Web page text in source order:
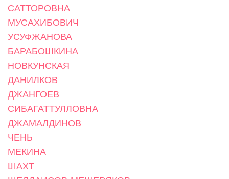
САТТОРОВНА
МУСАХИБОВИЧ
УСУФЖАНОВА
БАРАБОШКИНА
НОВКУНСКАЯ
ДАНИЛКОВ
ДЖАНГОЕВ
СИБАГАТТУЛЛОВНА
ДЖАМАЛДИНОВ
ЧЕНЬ
МЕКИНА
ШАХТ